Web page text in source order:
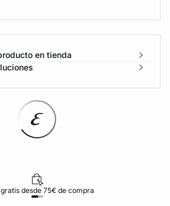
en tienda
desde 75€ de compra